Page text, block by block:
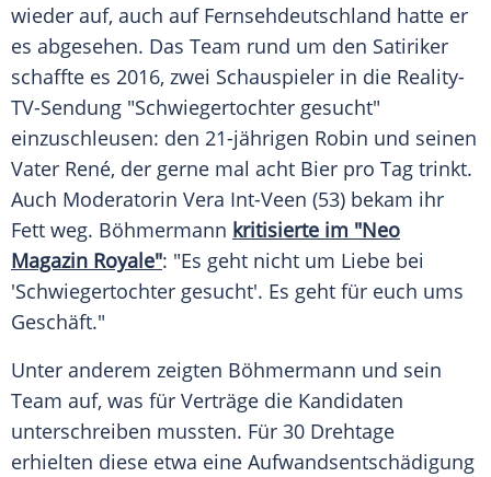
wieder auf, auch auf Fernsehdeutschland hatte er
es abgesehen. Das Team rund um den Satiriker
schaffte es 2016, zwei Schauspieler in die Reality-
TV-Sendung "Schwiegertochter gesucht"
einzuschleusen: den 21-jährigen Robin und seinen
Vater René, der gerne mal acht Bier pro Tag trinkt.
Auch Moderatorin Vera Int-Veen (53) bekam ihr
Fett weg. Böhmermann kritisierte im "Neo
Magazin Royale": "Es geht nicht um Liebe bei
'Schwiegertochter gesucht'. Es geht für euch ums
Geschäft."
Unter anderem zeigten Böhmermann und sein
Team auf, was für Verträge die Kandidaten
unterschreiben mussten. Für 30 Drehtage
erhielten diese etwa eine Aufwandsentschädigung